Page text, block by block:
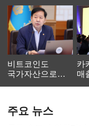
비트코인도
국가자산으로…'
카
매
주요 뉴스